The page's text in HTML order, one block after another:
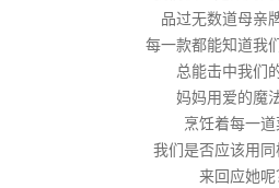
品过无数道母亲
每一款都能知道我
总能击中我们
妈妈用爱的魔
烹饪着每一
我们是否应该用
来回应她呢